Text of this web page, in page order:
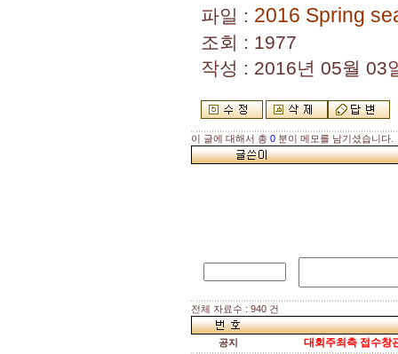
파일 : 2016 Spring
조회 : 1977
작성 : 2016년 05월 03
이 글에 대해서 총 0 분이 메모를 남기셨습니다.
전체 자료수 : 940 건
공지 대회주최측 접수창